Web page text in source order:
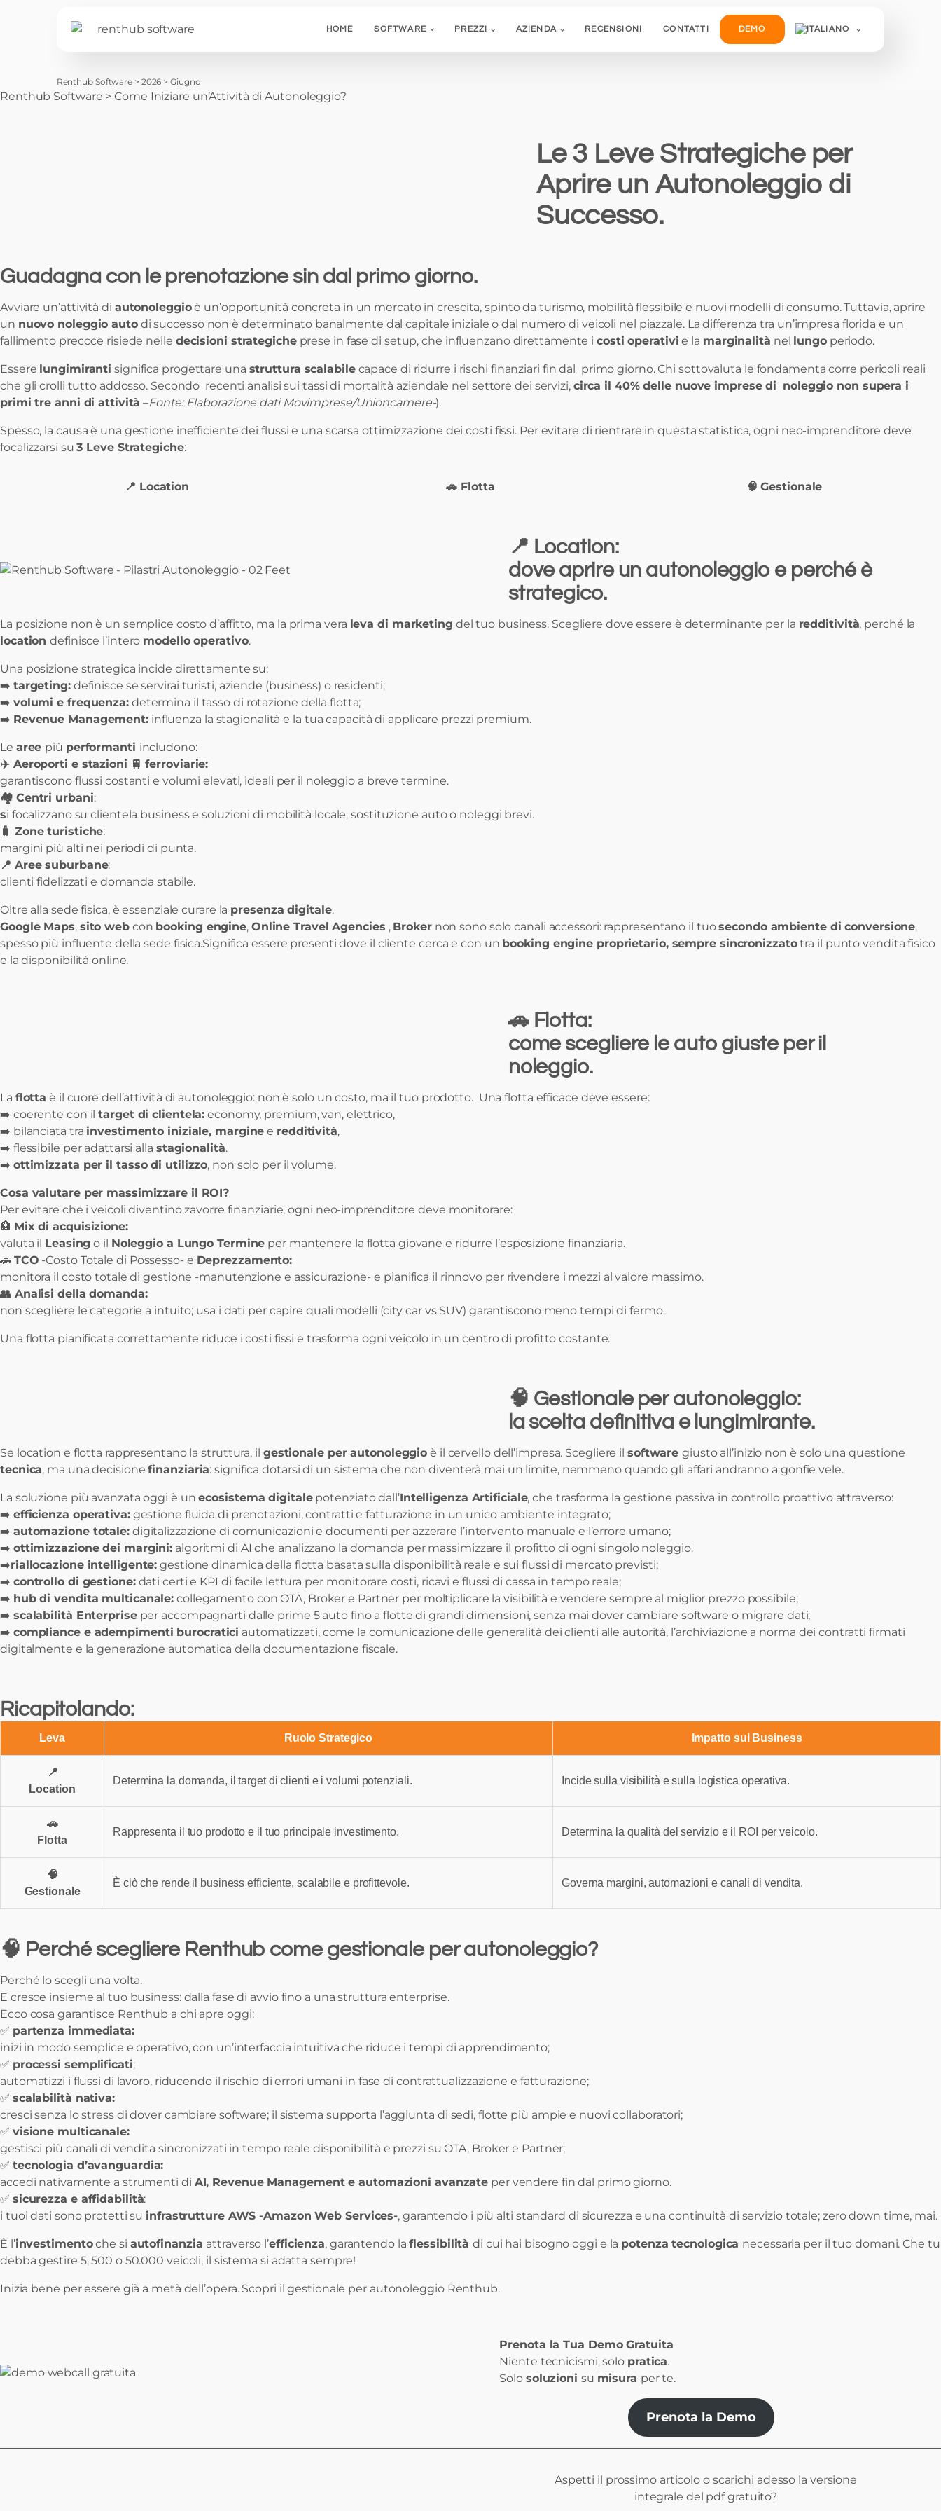
HOME SOFTWARE PREZZI AZIENDA RECENSIONI CONTATTI DEMO
Renthub Software > 2026 >Giugno
Renthub Software >Come Iniziare un’Attività di Autonoleggio?
Le 3 Leve Strategiche per
Aprire un Autonoleggio di
Successo.
Guadagna con le prenotazione sin dal primo giorno.
Avviare un’attività di autonoleggioè un’opportunità concreta in un mercato in crescita, spinto da turismo, mobilità flessibile e nuovi modelli di consumo. Tuttavia, aprire
un nuovo noleggio autodi successo non è determinato banalmente dal capitale iniziale o dal numero di veicoli nel piazzale. La differenza tra un’impresa florida e un
fallimento precoce risiede nelle decisioni strategicheprese in fase di setup, che influenzano direttamente icosti operativi e la marginalità nel lungoperiodo.
Essere lungimiranti significa progettare una struttura scalabilecapace di ridurre i rischi finanziari fin dal primo giorno. Chi sottovaluta le fondamenta corre pericoli reali
che gli crolli tutto addosso. Secondo recenti analisi sui tassi di mortalità aziendale nel settore dei servizi, circa il 40% delle nuove imprese di noleggio non supera i
primi tre anni di attività –Fonte: Elaborazione dati Movimprese/Unioncamere-).
Spesso, la causa è una gestione inefficiente dei flussi e una scarsa ottimizzazione dei costi fissi. Per evitare di rientrare in questa statistica, ogni neo-imprenditore deve
focalizzarsi su3 Leve Strategiche:
📍 Location 🚗 Flotta 🧠 Gestionale
📍 Location:
dove aprire un autonoleggio e perché è
strategico.
La posizione non è un semplice costo d’affitto, ma la prima vera leva di marketing del tuo business. Scegliere dove essere è determinante per la redditività, perché la
locationdefinisce l’intero modello operativo.
Una posizione strategica incide direttamente su:
➡️ targeting:definisce se servirai turisti, aziende (business) o residenti;
➡️ volumi e frequenza:determina il tasso di rotazione della flotta;
➡️ Revenue Management:influenza la stagionalità e la tua capacità di applicare prezzi premium.
Le aree più performanti includono:
✈️ Aeroporti e stazioni 🚆 ferroviarie:
garantiscono flussi costanti e volumi elevati, ideali per il noleggio a breve termine.
🏘️ Centri urbani:
si focalizzano su clientela business e soluzioni di mobilità locale, sostituzione auto o noleggi brevi.
🧳 Zone turistiche:
margini più alti nei periodi di punta.
📍 Aree suburbane:
clienti fidelizzati e domanda stabile.
Oltre alla sede fisica, è essenziale curare la presenza digitale.
Google Maps, sito webcon booking engine, Online Travel Agencies , Brokernon sono solo canali accessori: rappresentano il tuosecondo ambiente di conversione,
spesso più influente della sede fisica.Significa essere presenti dove il cliente cerca e con un booking engine proprietario, sempre sincronizzatotra il punto vendita fisico
e la disponibilità online.
🚗 Flotta:
come scegliere le auto giuste per il
noleggio.
La flotta è il cuore dell’attività di autonoleggio: non è solo un costo, ma il tuo prodotto. Una flotta efficace deve essere:
➡️ coerente con iltarget di clientela: economy, premium, van, elettrico,
➡️ bilanciata tra investimento iniziale, margine e redditività,
➡️ flessibile per adattarsi alla stagionalità.
➡️ ottimizzata per il tasso di utilizzo, non solo per il volume.
Cosa valutare per massimizzare il ROI?
Per evitare che i veicoli diventino zavorre finanziarie, ogni neo-imprenditore deve monitorare:
🏦 Mix di acquisizione:
valuta il Leasing o il Noleggio a Lungo Termine per mantenere la flotta giovane e ridurre l’esposizione finanziaria.
🚗 TCO -Costo Totale di Possesso- e Deprezzamento:
monitora il costo totale di gestione -manutenzione e assicurazione- e pianifica il rinnovo per rivendere i mezzi al valore massimo.
👥 Analisi della domanda:
non scegliere le categorie a intuito; usa i dati per capire quali modelli (city car vs SUV) garantiscono meno tempi di fermo.
Una flotta pianificata correttamente riduce i costi fissi e trasforma ogni veicolo in un centro di profitto costante.
🧠 Gestionale per autonoleggio:
la scelta definitiva e lungimirante.
Se location e flotta rappresentano la struttura, il gestionale per autonoleggio è il cervello dell’impresa. Scegliere il softwaregiusto all’inizio non è solo una questione
tecnica, ma una decisionefinanziaria: significa dotarsi di un sistema che non diventerà mai un limite, nemmeno quando gli affari andranno a gonfie vele.
La soluzione più avanzata oggi è unecosistema digitalepotenziato dall’Intelligenza Artificiale, che trasforma la gestione passiva in controllo proattivo attraverso:
➡️ efficienza operativa:gestione fluida di prenotazioni, contratti e fatturazione in un unico ambiente integrato;
➡️ automazione totale:digitalizzazione di comunicazioni e documenti per azzerare l’intervento manuale e l’errore umano;
➡️ ottimizzazione dei margini: algoritmi di AI che analizzano la domanda per massimizzare il profitto di ogni singolo noleggio.
➡️riallocazione intelligente: gestione dinamica della flotta basata sulla disponibilità reale e sui flussi di mercato previsti;
➡️ controllo di gestione:dati certi e KPI di facile lettura per monitorare costi, ricavi e flussi di cassa in tempo reale;
➡️ hub di vendita multicanale: collegamento con OTA, Broker e Partner per moltiplicare la visibilità e vendere sempre al miglior prezzo possibile;
➡️ scalabilità Enterpriseper accompagnarti dalle prime 5 auto fino a flotte di grandi dimensioni, senza mai dover cambiare software o migrare dati;
➡️ compliance e adempimenti burocratici automatizzati, come la comunicazione delle generalità dei clienti alle autorità, l’archiviazione a norma dei contratti firmati
digitalmente e la generazione automatica della documentazione fiscale.
Ricapitolando:
Leva Ruolo Strategico Impatto sul Business
📍
Location
Determina la domanda, il target di clienti e i volumi potenziali. Incide sulla visibilità e sulla logistica operativa.
🚗
Flotta
Rappresenta il tuo prodotto e il tuo principale investimento. Determina la qualità del servizio e il ROI per veicolo.
🧠
Gestionale
È ciò che rende il business efficiente, scalabile e profittevole. Governa margini, automazioni e canali di vendita.
🧠 Perché scegliere Renthub come gestionale per autonoleggio?
Perché lo scegli una volta.
E cresce insieme al tuo business: dalla fase di avvio fino a una struttura enterprise.
Ecco cosa garantisce Renthub a chi apre oggi:
✅ partenza immediata:
inizi in modo semplice e operativo, con un’interfaccia intuitiva che riduce i tempi di apprendimento;
✅ processi semplificati;
automatizzi i flussi di lavoro, riducendo il rischio di errori umani in fase di contrattualizzazione e fatturazione;
✅ scalabilità nativa:
cresci senza lo stress di dover cambiare software; il sistema supporta l’aggiunta di sedi, flotte più ampie e nuovi collaboratori;
✅ visione multicanale:
gestisci più canali di vendita sincronizzati in tempo reale disponibilità e prezzi su OTA, Broker e Partner;
✅ tecnologia d’avanguardia:
accedi nativamente a strumenti di AI, Revenue Management e automazioni avanzate per vendere fin dal primo giorno.
✅ sicurezza e affidabilità:
i tuoi dati sono protetti su infrastrutture AWS -Amazon Web Services-, garantendo i più alti standard di sicurezza e una continuità di servizio totale; zero down time, mai.
È l’investimentoche si autofinanzia attraverso l’efficienza, garantendo laflessibilitàdi cui hai bisogno oggi e la potenza tecnologica necessaria per il tuo domani. Che tu
debba gestire 5, 500 o 50.000 veicoli, il sistema si adatta sempre!
Inizia bene per essere già a metà dell’opera. Scopri il gestionale per autonoleggio Renthub.
Prenota la Tua Demo Gratuita
Niente tecnicismi, solo pratica.
Solo soluzioni su misura per te.
Prenota la Demo
Aspetti il prossimo articolo o scarichi adesso la versione
integrale del pdf gratuito?